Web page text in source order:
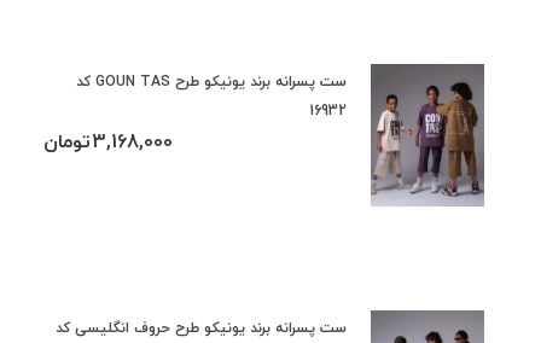
ست پسرانه برند یونیکو طرح GOUN TAS کد
16932
3,168,000تومان
ست پسرانه برند یونیکو طرح حروف انگلیسی کد